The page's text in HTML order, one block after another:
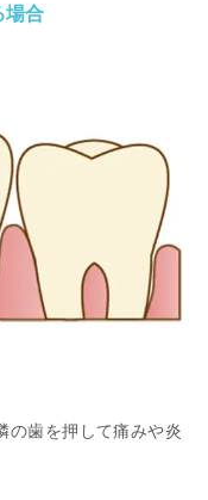
場合
の歯を押して痛みや炎